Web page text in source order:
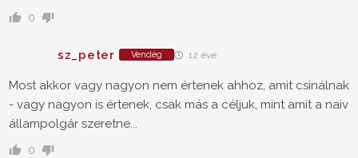
0
sz_peter Vendég 12 éve
Most akkor vagy nagyon nem értenek ahhoz, amit csinálnak
- vagy nagyon is értenek, csak más a céljuk, mint amit a naiv
állampolgár szeretne...
0